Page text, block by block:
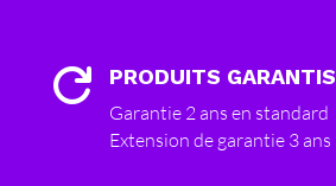
 PRODUITS GARANTIS
Garantie 2 ans en standard
Extension de garantie 3 ans